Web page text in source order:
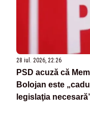
28 iul. 2026, 22:26
PSD acuză că
Bolojan este
legislaţia